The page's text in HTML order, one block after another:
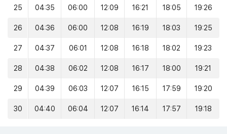
25 04:35 06:00 12:09 16:21 18:05 19:26
26 04:36 06:00 12:08 16:19 18:03 19:25
27 04:37 06:01 12:08 16:18 18:02 19:23
28 04:38 06:02 12:08 16:17 18:00 19:21
29 04:39 06:03 12:07 16:15 17:59 19:20
30 04:40 06:04 12:07 16:14 17:57 19:18